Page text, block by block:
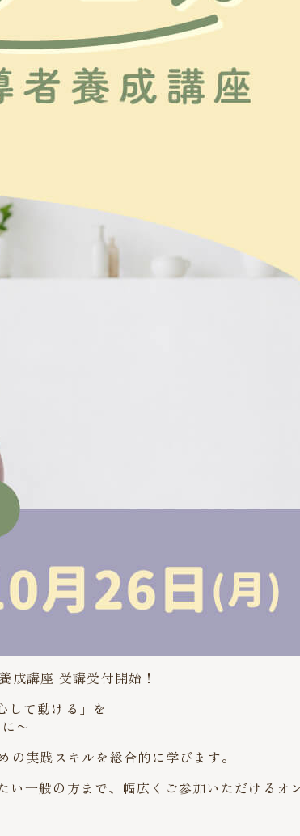
成講座 受講受付開始！
して動ける」を
〜
実践スキルを総合的に学びます。
一般の方まで、幅広くご参加いただけるオ